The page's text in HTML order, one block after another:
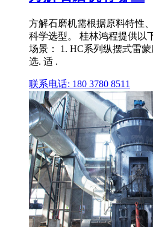
方解石磨机需根据原料特性
科学选型。 桂林鸿程提供以
场景： 1. HC系列纵摆式雷
选. 适 .
联系电话: 180 3780 8511